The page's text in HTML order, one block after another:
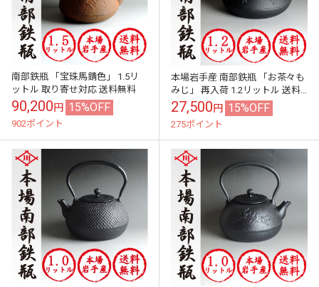
南部鉄瓶 「宝珠馬錆色」 1.5リ
ットル 取り寄せ対応 送料無料
90,200円 15%OFF
902ポイント
本場岩手産 南部鉄瓶 「お茶々も
みじ」 再入荷 1.2リットル 送料
無料
27,500円 15%OFF
275ポイント